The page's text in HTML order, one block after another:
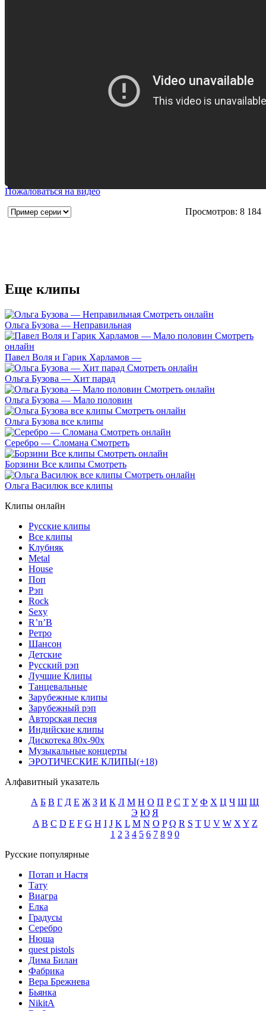
Пожаловаться на видео
Просмотров: 8 184
Еще клипы
Ольга Бузова — Неправильная
Павел Воля и Гарик Харламов —
Ольга Бузова — Хит парад
Ольга Бузова — Мало половин
Ольга Бузова все клипы
Серебро — Сломана Смотреть
Борзини Все клипы Смотреть
Ольга Василюк все клипы
Клипы онлайн
Русские клипы
Все клипы
Клубняк
Metal
House
Поп
Рэп
Rock
Sexy
R’n’B
Ретро
Шансон
Детские
Русский рэп
Лучшие Клипы
Танцевальные
Зарубежные клипы
Зарубежный рэп
Авторская песня
Индийские клипы
Дискотека 80х-90х
Музыкальные концерты
ЭРОТИЧЕСКИЕ КЛИПЫ(+18)
Алфавитный указатель
А Б В Г Д Е Ж З И К Л М Н О П Р С Т У Ф Х Ц Ч Ш Щ
Э Ю Я
A B C D E F G H I J K L M N O P Q R S T U V W X Y Z
1 2 3 4 5 6 7 8 9 0
Русские популярные
Потап и Настя
Тату
Виагра
Елка
Градусы
Серебро
Нюша
quest pistols
Дима Билан
Фабрика
Вера Брежнева
Бьянка
NikitA